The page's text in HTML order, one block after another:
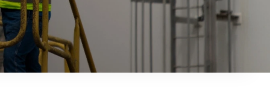
ARAUCO FLORESTAL